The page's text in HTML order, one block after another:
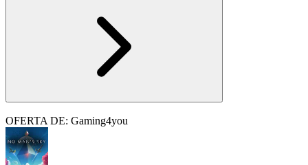
OFERTA DE: Gaming4you